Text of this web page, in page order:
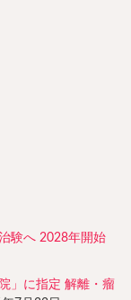
験へ 2028年開始
」に指定 解離・瘤